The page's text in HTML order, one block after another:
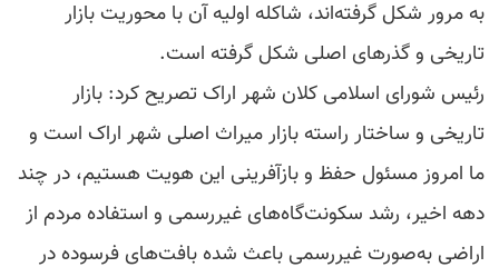
به مرور شکل گرفته‌اند، شاکله اولیه آن با محوریت بازار
تاریخی و گذرهای اصلی شکل گرفته است.
رئیس شورای اسلامی کلان شهر اراک تصریح کرد: بازار
تاریخی و ساختار راسته بازار میراث اصلی شهر اراک است و
ما امروز مسئول حفظ و بازآفرینی این هویت هستیم، در چند
دهه اخیر، رشد سکونت‌گاه‌های غیررسمی و استفاده مردم از
اراضی به‌صورت غیررسمی باعث شده بافت‌های فرسوده در